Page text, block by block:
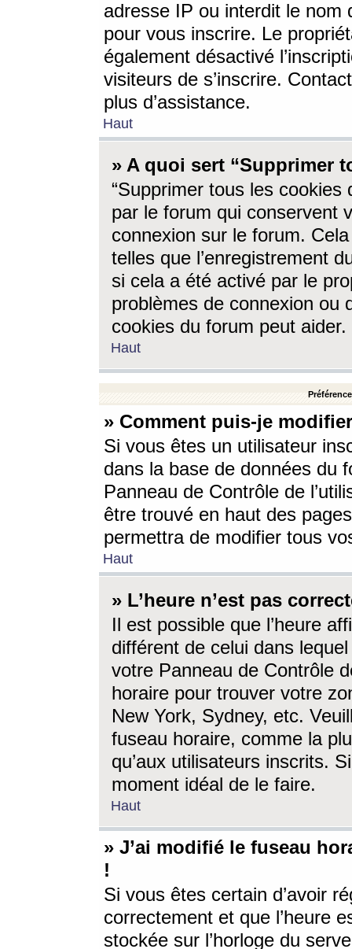
adresse IP ou interdit le nom
pour vous inscrire. Le
également désactivé
visiteurs de s’inscrire.
plus d’assistance.
Haut
» A quoi sert “Supprimer
“Supprimer tous les cookies
par le forum qui conservent
connexion sur le forum.
telles que l’enregistrement
si cela a été activé par le
problèmes de connexion ou
cookies du forum peut aider.
Haut
» Comment puis-je
Si vous êtes un utilisateur
dans la base de données du
Panneau de Contrôle de
être trouvé en haut des
permettra de modifier tous
Haut
» L’heure n’est pas
Il est possible que l’heure
différent de celui dans
votre Panneau de Contrôle
horaire pour trouver votre
New York, Sydney, etc.
fuseau horaire, comme la
qu’aux utilisateurs inscrits.
moment idéal de le faire.
Haut
» J’ai modifié le fuseau
!
Si vous êtes certain d’avoir
correctement et que l’heure
stockée sur l’horloge du